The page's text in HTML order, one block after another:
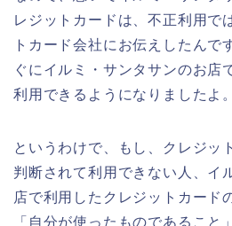
レジットカードは、不正利用で
トカード会社にお伝えしたんで
ぐにイルミ・サンタサンのお店
利用できるようになりましたよ。
というわけで、もし、クレジッ
判断されて利用できない人、イ
店で利用したクレジットカード
「自分が使ったものであること